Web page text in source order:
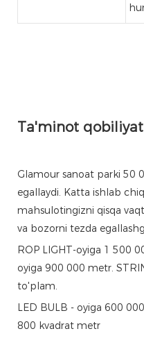
Ta'minot
Glamour sanoat parki 50
egallaydi. Katta ishlab
mahsulotingizni qisqa
va bozorni tezda
ROP LIGHT-oyiga 1 500
oyiga 900 000 metr.
to'plam.
LED BULB - oyiga 600
800 kvadrat metr